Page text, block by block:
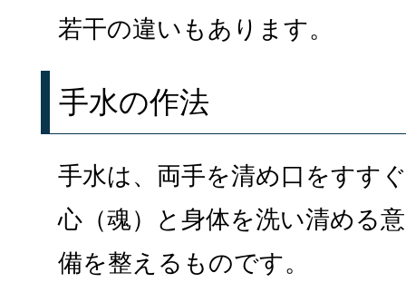
若干の違いもあります。
手水の作法
手水は、両手を清め口をすす
心（魂）と身体を洗い清める
備を整えるものです。